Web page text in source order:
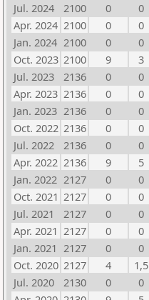
Jul. 2024
2100 0
0
Apr. 2024 2100 0
0
Jan. 2024 2100 0
0
Oct. 2023 2100 9
3
Jul. 2023
2136 0
0
Apr. 2023 2136 0
0
Jan. 2023 2136 0
0
Oct. 2022 2136 0
0
Jul. 2022
2136 0
0
Apr. 2022 2136 9
5
Jan. 2022 2127 0
0
Oct. 2021 2127 0
0
Jul. 2021
2127 0
0
Apr. 2021 2127 0
0
Jan. 2021 2127 0
0
Oct. 2020 2127 4
1,5
Jul. 2020
2130 0
0